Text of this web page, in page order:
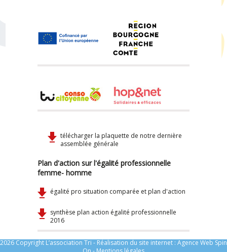
télécharger la plaquette de notre dernière
assemblée générale
Plan d'action sur l'égalité professionnelle
femme- homme
égalité pro situation comparée et plan d'action
synthèse plan action égalité professionnelle
2016
2026 Copyright L’association Tri - Réalisation du site internet : Agence Web Spin